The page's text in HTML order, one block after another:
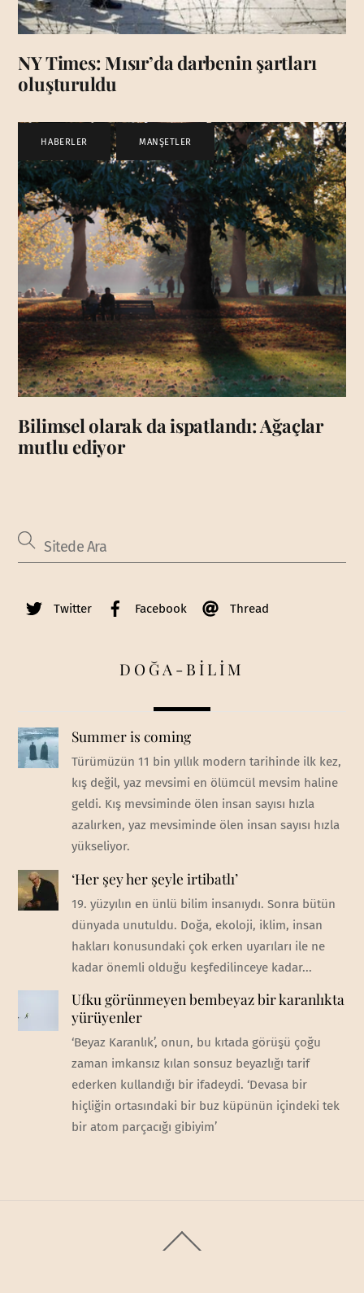
NY Times: Mısır’da darbenin şartları
oluşturuldu
HABERLER , MANŞETLER
Bilimsel olarak da ispatlandı: Ağaçlar
mutlu ediyor
Twitter Facebook Thread
DOĞA-BİLİM
Summer is coming
Türümüzün 11 bin yıllık modern tarihinde ilk kez,
kış değil, yaz mevsimi en ölümcül mevsim haline
geldi. Kış mevsiminde ölen insan sayısı hızla
azalırken, yaz mevsiminde ölen insan sayısı hızla
yükseliyor.
‘Her şey her şeyle irtibatlı’
19. yüzyılın en ünlü bilim insanıydı. Sonra bütün
dünyada unutuldu. Doğa, ekoloji, iklim, insan
hakları konusundaki çok erken uyarıları ile ne
kadar önemli olduğu keşfedilinceye kadar...
Ufku görünmeyen bembeyaz bir karanlıkta
yürüyenler
‘Beyaz Karanlık’, onun, bu kıtada görüşü çoğu
zaman imkansız kılan sonsuz beyazlığı tarif
ederken kullandığı bir ifadeydi. ‘Devasa bir
hiçliğin ortasındaki bir buz küpünün içindeki tek
bir atom parçacığı gibiyim’
To